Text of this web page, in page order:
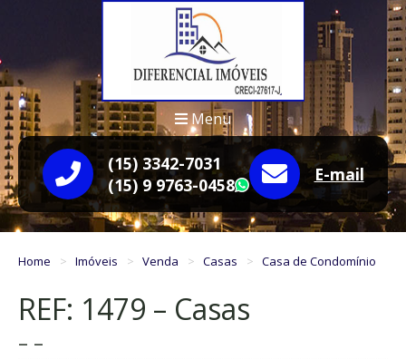
Menu
(15) 3342-7031
(15) 9 9763-0458
WhatsApp
E-mail
Home Imóveis Venda Casas Casa de Condomínio
REF: 1479 – Casas
– –